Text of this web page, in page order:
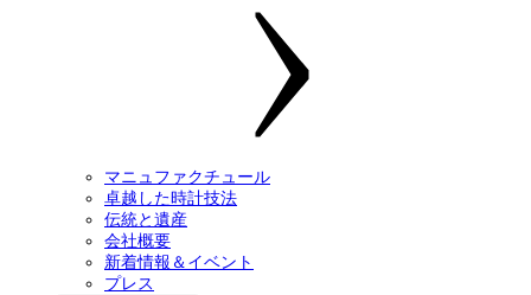
マニュファクチュール
卓越した時計技法
伝統と遺産
会社概要
新着情報＆イベント
プレス